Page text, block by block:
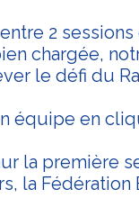
2
chargée,
le défi du
équipe en
la première
la